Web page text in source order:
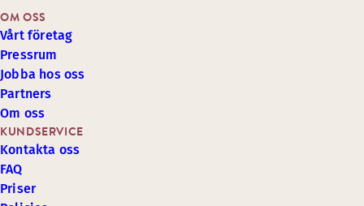
KUNDSERVICE
Kontakta oss
FAQ
Priser
OM OSS
Vårt företag
Pressrum
Jobba hos oss
Partners
Om oss